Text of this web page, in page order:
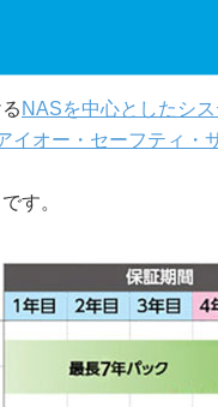
NASを中心としたシ
イオー・セーフティ・
す。